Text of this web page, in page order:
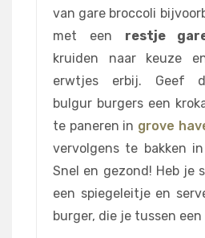
van gare broccoli
met een restje
kruiden naar keuze
erwtjes erbij. Geef
bulgur burgers een
te paneren in grove
vervolgens te bakken
Snel en gezond! Heb je
een spiegeleitje en
burger, die je tussen